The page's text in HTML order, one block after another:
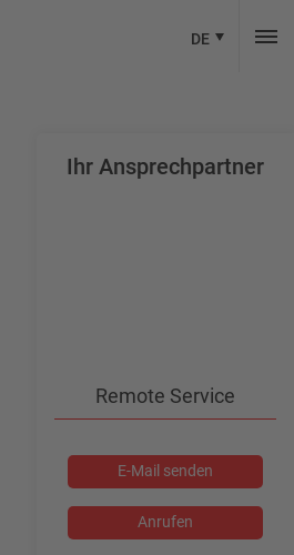
DE
Ihr Ansprechpartner
Remote Service
E-Mail senden
Anrufen